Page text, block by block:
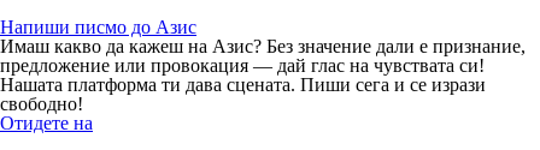
Напиши писмо до Азис
Имаш какво да кажеш на Азис? Без значение дали е признание,
предложение или провокация — дай глас на чувствата си!
Нашата платформа ти дава сцената. Пиши сега и се изрази
свободно!
Отидете на